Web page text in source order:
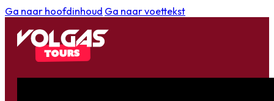
Ga naar hoofdinhoud Ga naar voettekst